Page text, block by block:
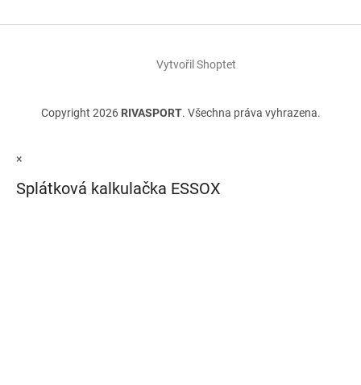
Vytvořil Shoptet
Copyright 2026 RIVASPORT. Všechna práva vyhrazena.
×
Splátková kalkulačka ESSOX